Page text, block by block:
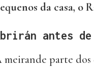
da casa, o
antes
meirande parte